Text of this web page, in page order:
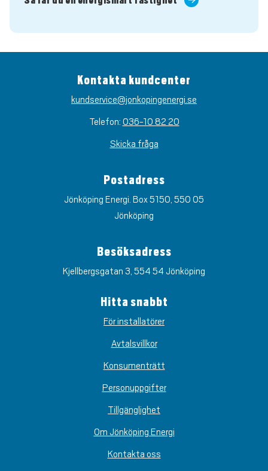
Kontakta kundcenter
kundservice@jonkopingenergi.se
Telefon: 036-10 82 20
Skicka fråga
Postadress
Jönköping Energi. Box 5150, 550 05
Jönköping
Besöksadress
Kjellbergsgatan 3, 554 54 Jönköping
Hitta snabbt
För installatörer
Avtalsvillkor
Konsumenträtt
Personuppgifter
Tillgänglighet
Om Jönköping Energi
Kontakta oss